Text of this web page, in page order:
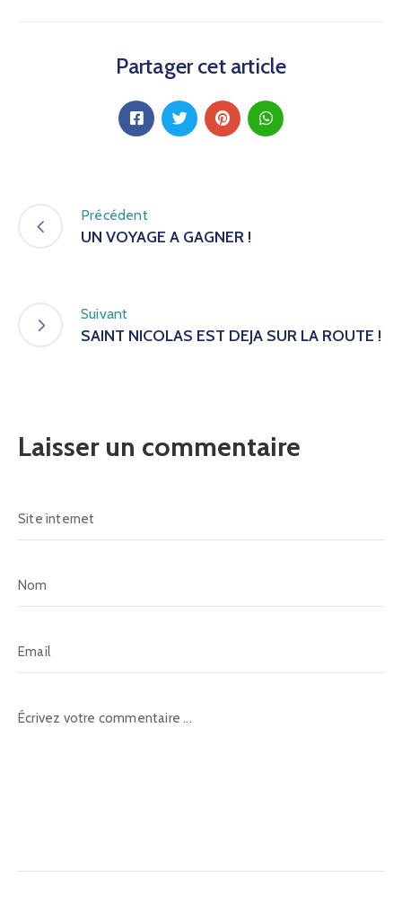
Partager cet article
Précédent
UN VOYAGE A GAGNER !
Suivant
SAINT NICOLAS EST DEJA SUR LA ROUTE !
Laisser un commentaire